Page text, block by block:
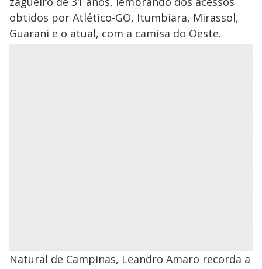
obtidos por Atlético-GO, Itumbiara, Mirassol,
Guarani e o atual, com a camisa do Oeste.
Natural de Campinas, Leandro Amaro recorda a